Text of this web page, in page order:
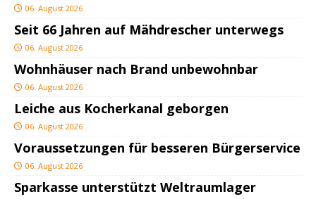
06. August 2026
Seit 66 Jahren auf Mähdrescher unterwegs
06. August 2026
Wohnhäuser nach Brand unbewohnbar
06. August 2026
Leiche aus Kocherkanal geborgen
06. August 2026
Voraussetzungen für besseren Bürgerservice
06. August 2026
Sparkasse unterstützt Weltraumlager